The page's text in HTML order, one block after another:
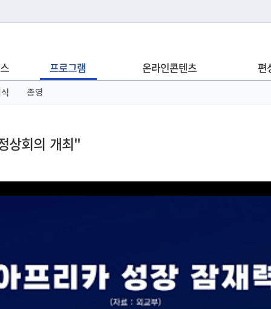
에서 도메인 주소를 확인해 보세요
프로그램 온라인콘텐츠 편
종영
상회의 개최"